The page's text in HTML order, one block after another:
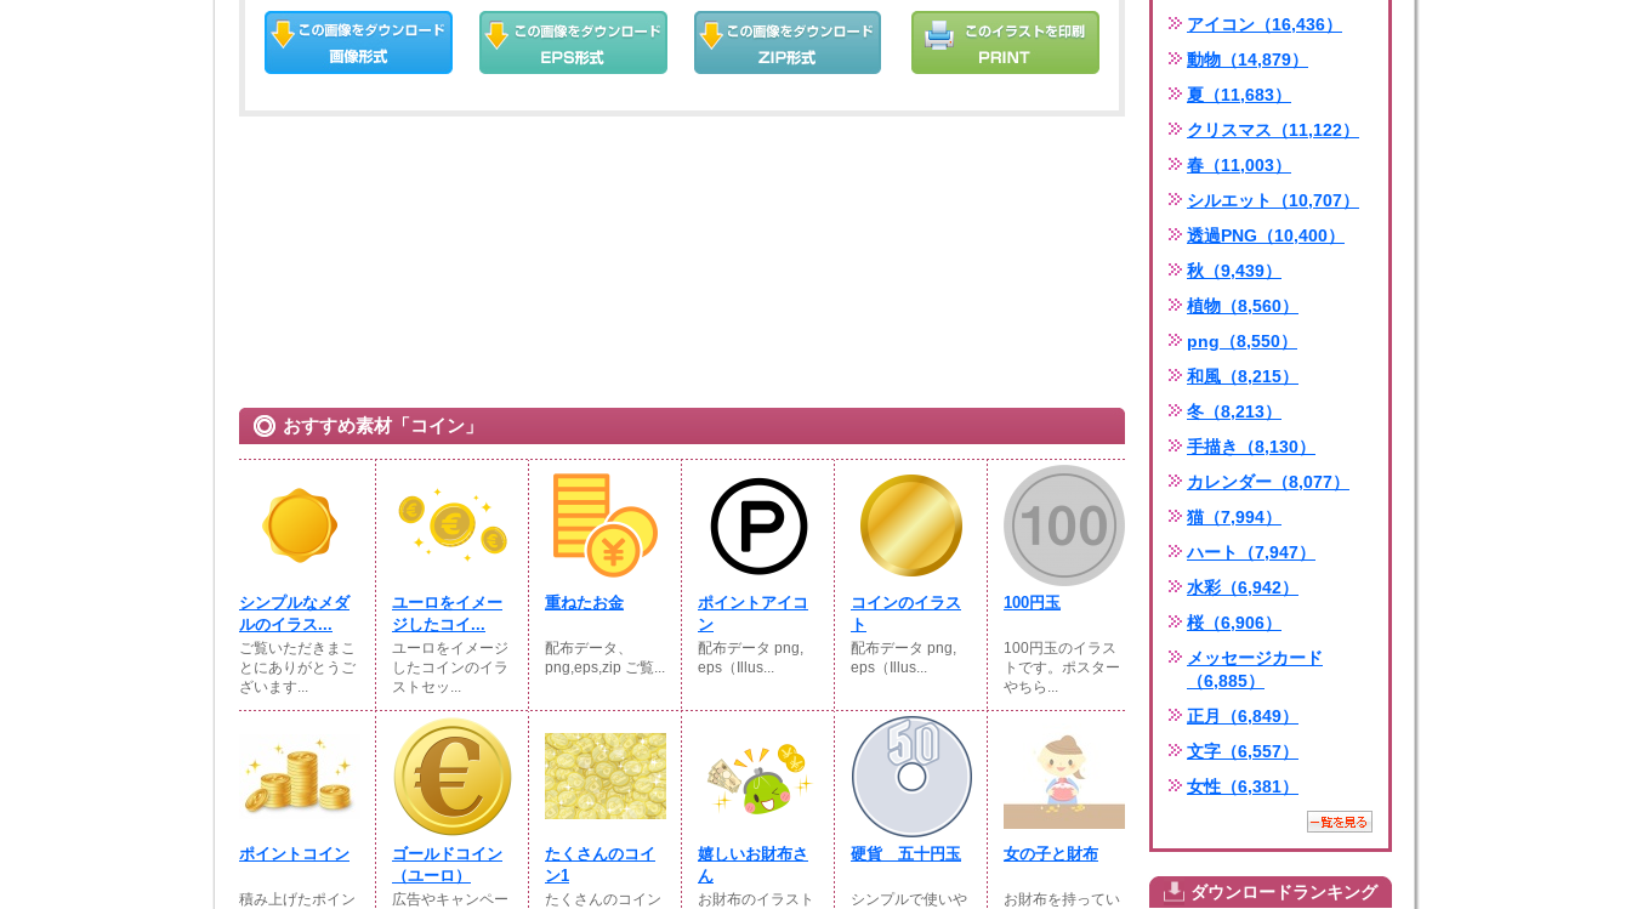
おすすめ素材「コイン」
シンプルなメダ
ルのイラス...
ご覧いただきまこ
とにありがとうご
ざいます...
ユーロをイメー
ジしたコイ...
ユーロをイメージ
したコインのイラ
ストセッ...
重ねたお金
配布データ、
png,eps,zip ご覧...
ポイントアイコ
ン
配布データ png,
eps（Illus...
コインのイラス
ト
配布データ png,
eps（Illus...
100円玉
100円玉のイラス
トです。ポスター
やちら...
ポイントコイン
積み上げたポイン
ゴールドコイン
（ユーロ）
広告やキャンペー
たくさんのコイ
ン1
たくさんのコイン
嬉しいお財布さ
ん
お財布のイラスト
硬貨 五十円玉
シンプルで使いや
女の子と財布
お財布を持ってい
アイコン（16,436）
動物（14,879）
夏（11,683）
クリスマス（11,122）
春（11,003）
シルエット（10,707）
透過PNG（10,400）
秋（9,439）
植物（8,560）
png（8,550）
和風（8,215）
冬（8,213）
手描き（8,130）
カレンダー（8,077）
猫（7,994）
ハート（7,947）
水彩（6,942）
桜（6,906）
メッセージカード
（6,885）
正月（6,849）
文字（6,557）
女性（6,381）
ダウンロードランキング